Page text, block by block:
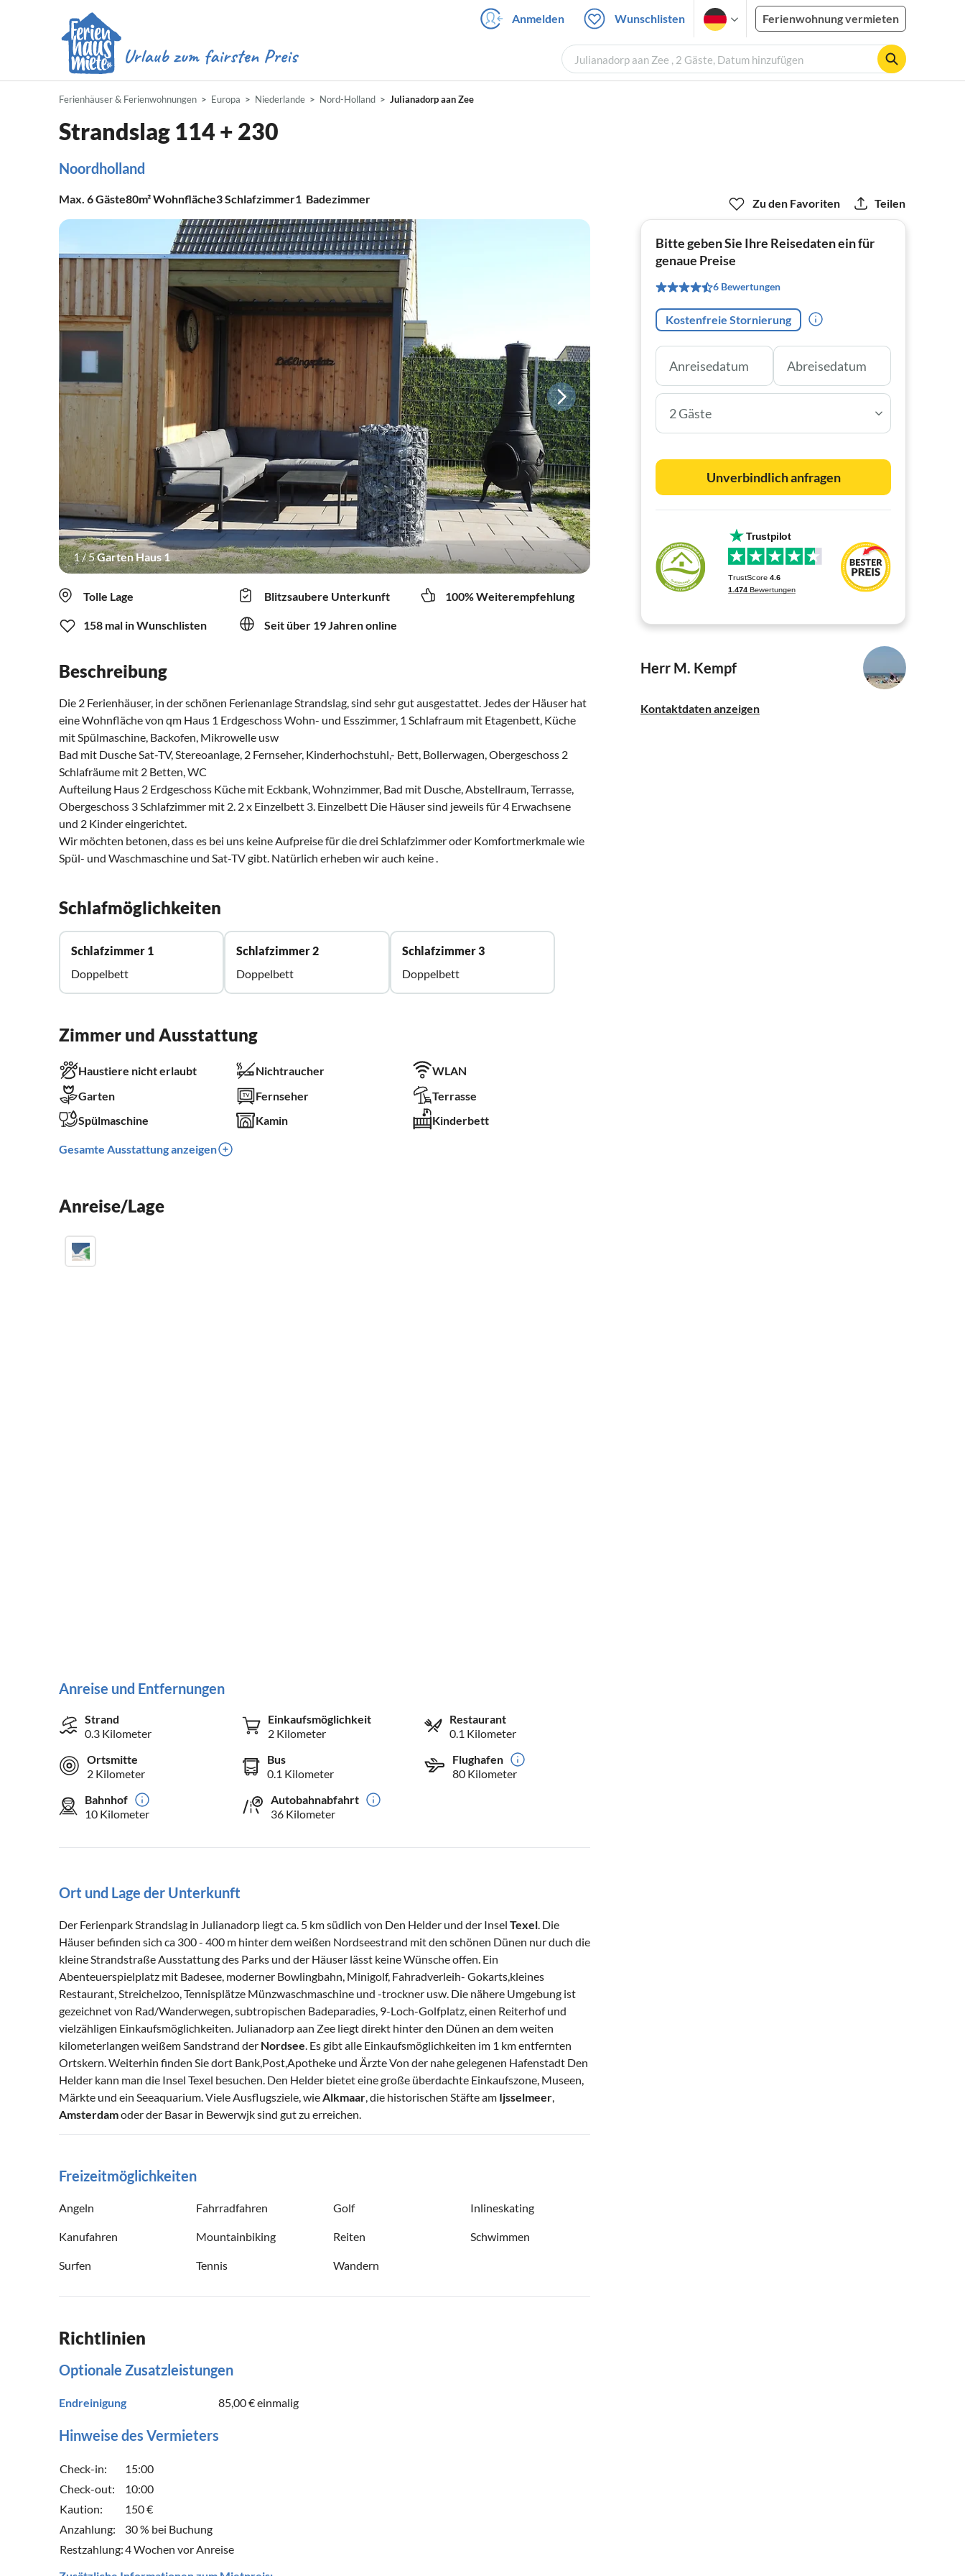
Anmelden Wunschlisten Ferienwohnung vermieten
Julianadorp aan Zee , 2 Gäste, Datum hinzufügen
Ferienhäuser & Ferienwohnungen Europa Niederlande Nord-Holland Julianadorp aan Zee
Strandslag 114 + 230
Noordholland
Max. 6Gäste80m²Wohnfläche3Schlafzimmer1 Badezimmer
1/5Garten Haus 1
Tolle Lage Blitzsaubere Unterkunft 100% Weiterempfehlung
158 mal in Wunschlisten Seit über 19 Jahren online
Beschreibung
Die 2 Ferienhäuser, in der schönen Ferienanlage Strandslag, sind sehr gut ausgestattet. Jedes der Häuser hat
eine Wohnfläche von qm Haus 1 Erdgeschoss Wohn- und Esszimmer, 1 Schlafraum mit Etagenbett, Küche
mit Spülmaschine, Backofen, Mikrowelle usw
Bad mit Dusche Sat-TV, Stereoanlage, 2 Fernseher, Kinderhochstuhl,- Bett, Bollerwagen, Obergeschoss 2
Schlafräume mit 2 Betten, WC
Aufteilung Haus 2 Erdgeschoss Küche mit Eckbank, Wohnzimmer, Bad mit Dusche, Abstellraum, Terrasse,
Obergeschoss 3 Schlafzimmer mit 2. 2 x Einzelbett 3. Einzelbett Die Häuser sind jeweils für 4 Erwachsene
und 2 Kinder eingerichtet.
Wir möchten betonen, dass es bei uns keine Aufpreise für die drei Schlafzimmer oder Komfortmerkmale wie
Spül- und Waschmaschine und Sat-TV gibt. Natürlich erheben wir auch keine .
Schlafmöglichkeiten
Schlafzimmer 1
Doppelbett
Schlafzimmer 2
Doppelbett
Schlafzimmer 3
Doppelbett
Zimmer und Ausstattung
Haustiere nicht erlaubt Nichtraucher
WLAN
Garten
Fernseher
Terrasse
Spülmaschine
Kamin Kinderbett
Gesamte Ausstattung anzeigen
Anreise/Lage
Anreise und Entfernungen
Strand
0.3 Kilometer
Einkaufsmöglichkeit
2 Kilometer
Restaurant
0.1 Kilometer
Ortsmitte
2 Kilometer
Bus
0.1 Kilometer
Flughafen
80 Kilometer
Bahnhof
10 Kilometer
Autobahnabfahrt
36 Kilometer
Ort und Lage der Unterkunft
Der Ferienpark Strandslag in Julianadorp liegt ca. 5 km südlich von Den Helder und der Insel Texel. Die
Häuser befinden sich ca 300 - 400 m hinter dem weißen Nordseestrand mit den schönen Dünen nur duch die
kleine Strandstraße Ausstattung des Parks und der Häuser lässt keine Wünsche offen. Ein
Abenteuerspielplatz mit Badesee, moderner Bowlingbahn, Minigolf, Fahradverleih- Gokarts,kleines
Restaurant, Streichelzoo, Tennisplätze Münzwaschmaschine und -trockner usw. Die nähere Umgebung ist
gezeichnet von Rad/Wanderwegen, subtropischen Badeparadies, 9-Loch-Golfplatz, einen Reiterhof und
vielzähligen Einkaufsmöglichkeiten. Julianadorp aan Zee liegt direkt hinter den Dünen an dem weiten
kilometerlangen weißem Sandstrand der Nordsee. Es gibt alle Einkaufsmöglichkeiten im 1 km entfernten
Ortskern. Weiterhin finden Sie dort Bank,Post,Apotheke und Ärzte Von der nahe gelegenen Hafenstadt Den
Helder kann man die Insel Texel besuchen. Den Helder bietet eine große überdachte Einkaufszone, Museen,
Märkte und ein Seeaquarium. Viele Ausflugsziele, wieAlkmaar, die historischen Stäfte am Ijsselmeer,
Amsterdamoder der Basar in Bewerwjk sind gut zu erreichen.
Freizeitmöglichkeiten
Angeln Fahrradfahren Golf Inlineskating
Kanufahren Mountainbiking Reiten Schwimmen
Surfen Tennis Wandern
Richtlinien
Optionale Zusatzleistungen
Endreinigung 85,00 €einmalig
Hinweise des Vermieters
Check-in:
15:00
Check-out:
10:00
Kaution:
150 €
Anzahlung:
30 % bei Buchung
Restzahlung:4 Wochen vor Anreise
Zu den Favoriten Teilen
Bitte geben Sie Ihre Reisedaten ein für
genaue Preise
6 Bewertungen
Kostenfreie Stornierung
2 Gäste
Unverbindlich anfragen
Herr M. Kempf
Kontaktdaten anzeigen